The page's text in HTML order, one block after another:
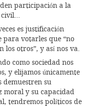
participación a la
es justificación
para votarles que “no
los otros”, y así nos va.
como sociedad nos
y elijamos únicamente
demuestren su
moral y su capacidad
tendremos políticos de